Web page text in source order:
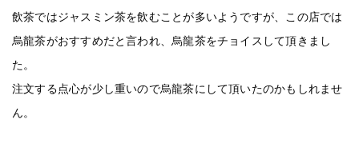
飲茶ではジャスミン茶を飲むことが多いようですが、この店では
烏龍茶がおすすめだと言われ、烏龍茶をチョイスして頂きまし
た。
注文する点心が少し重いので烏龍茶にして頂いたのかもしれませ
ん。